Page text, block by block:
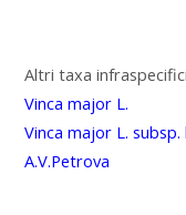
Altri taxa
Vinca major L.
Vinca major L.
A.V.Petrova